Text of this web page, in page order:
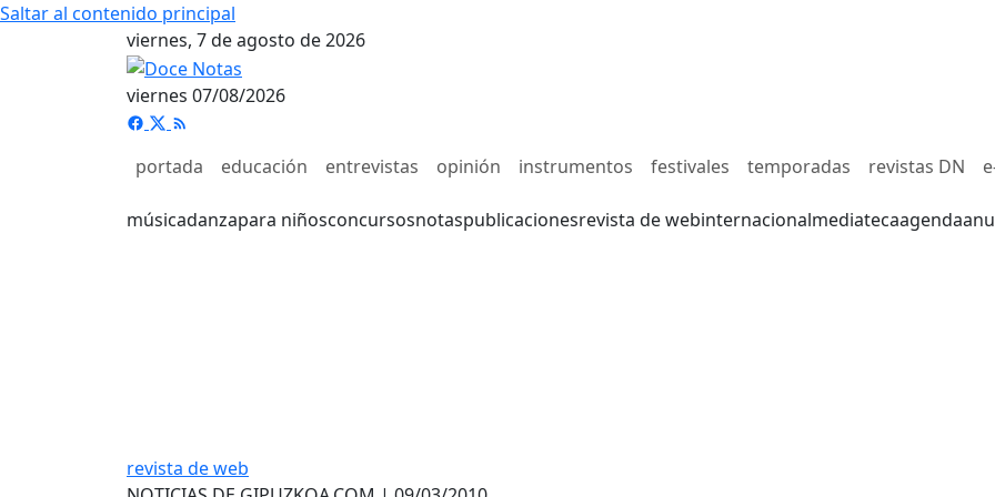
Saltar al contenido principal
viernes, 7 de agosto de 2026
viernes 07/08/2026
portada educación entrevistas opinión instrumentos festivales temporadas revistas DN
músicadanzapara niñosconcursosnotaspublicacionesrevista de webinternacionalmediatecaagenda
revista de web